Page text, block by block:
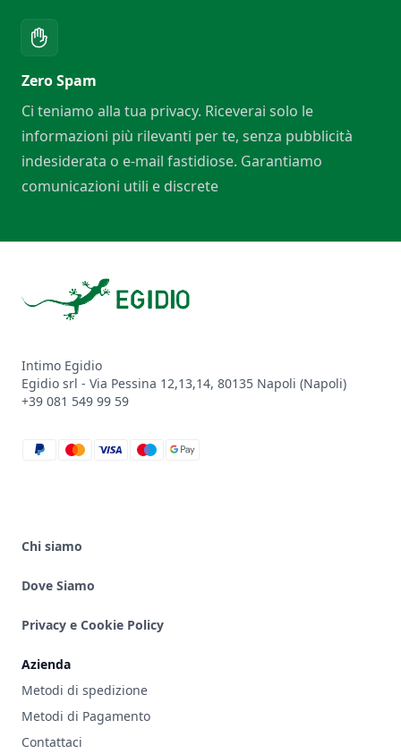
Zero Spam
Ci teniamo alla tua privacy. Riceverai solo le
informazioni più rilevanti per te, senza pubblicità
indesiderata o e-mail fastidiose. Garantiamo
comunicazioni utili e discrete
Intimo Egidio
Egidio srl - Via Pessina 12,13,14, 80135 Napoli (Napoli)
+39 081 549 99 59
paypal
mastercard
visa
maestro
google_pay
Chi siamo
Dove Siamo
Privacy e Cookie Policy
Azienda
Metodi di spedizione
Metodi di Pagamento
Contattaci